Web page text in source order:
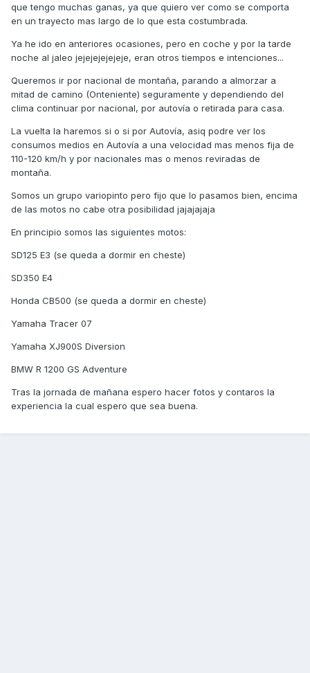
que tengo muchas ganas, ya que quiero ver como se comporta
en un trayecto mas largo de lo que esta costumbrada.
Ya he ido en anteriores ocasiones, pero en coche y por la tarde
noche al jaleo jejejejejejeje, eran otros tiempos e intenciones...
Queremos ir por nacional de montaña, parando a almorzar a
mitad de camino (Onteniente) seguramente y dependiendo del
clima continuar por nacional, por autovía o retirada para casa.
La vuelta la haremos si o si por Autovía, asiq podre ver los
consumos medios en Autovía a una velocidad mas menos fija de
110-120 km/h y por nacionales mas o menos reviradas de
montaña.
Somos un grupo variopinto pero fijo que lo pasamos bien, encima
de las motos no cabe otra posibilidad jajajajaja
En principio somos las siguientes motos:
SD125 E3 (se queda a dormir en cheste)
SD350 E4
Honda CB500 (se queda a dormir en cheste)
Yamaha Tracer 07
Yamaha XJ900S Diversion
BMW R 1200 GS Adventure
Tras la jornada de mañana espero hacer fotos y contaros la
experiencia la cual espero que sea buena.